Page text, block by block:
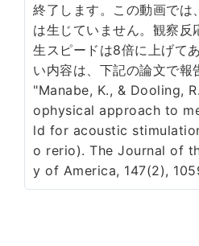
終了します。この動画で
は生じていません。観察反
生スピードは8倍に上げて
い内容は、下記の論文で報
"Manabe, K., & Dooling,
ophysical approach to
ld for acoustic
o rerio). The Journal of
y of America, 147(2),